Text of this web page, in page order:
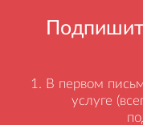
В первом
услуге